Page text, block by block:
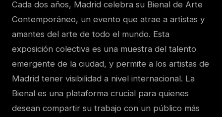
Cada dos años, Madrid celebra su Bienal de Arte
Contemporáneo, un evento que atrae a artistas y
amantes del arte de todo el mundo. Esta
exposición colectiva es una muestra del talento
emergente de la ciudad, y permite a los artistas de
Madrid tener visibilidad a nivel internacional. La
Bienal es una plataforma crucial para quienes
desean compartir su trabajo con un público más